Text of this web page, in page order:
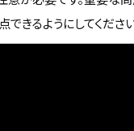
きるようにしてください